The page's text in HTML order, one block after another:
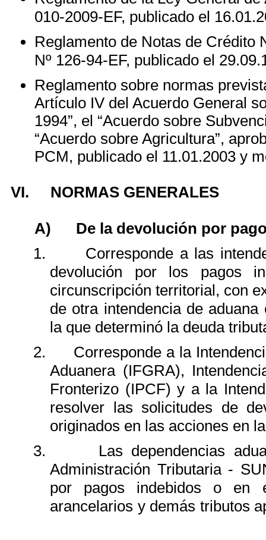
010-2009-EF, publicado el
Reglamento de Notas de Crédito
Nº 126-94-EF, publicado el
Reglamento sobre normas
Artículo IV del Acuerdo General
1994”, el “Acuerdo sobre
“Acuerdo sobre Agricultura”,
PCM, publicado el 11.01.2003 y
VI.
NORMAS GENERALES
A)
De la devolución por
1.
Corresponde a las
devolución por los pagos
circunscripción territorial, con
de otra intendencia de
la que determinó la deuda
2.
Corresponde a la
Aduanera (IFGRA),
Fronterizo (IPCF) y a la
resolver las solicitudes de
originados en las acciones en
3.
Las dependencias
Administración Tributaria -
por pagos indebidos o en
arancelarios y demás tributos